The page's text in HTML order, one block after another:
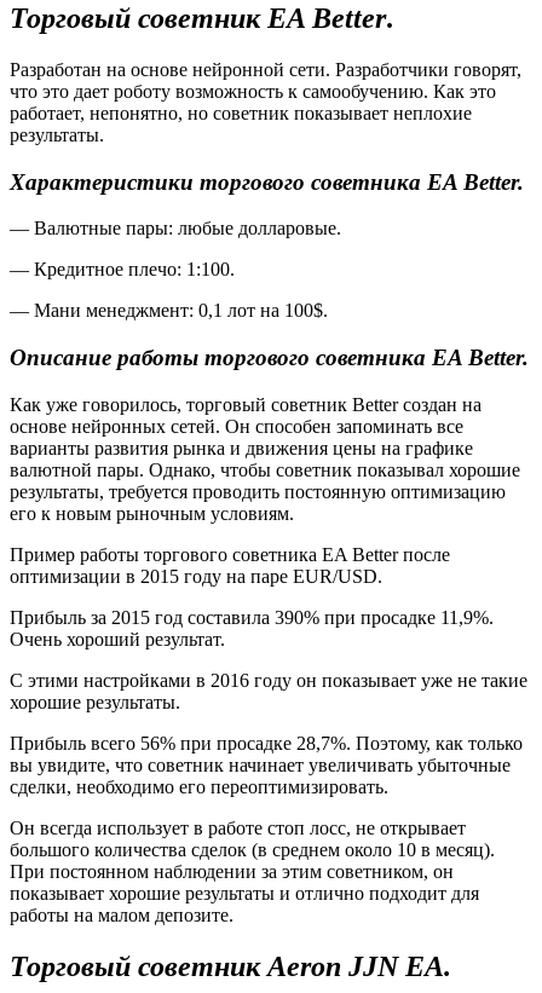
Торговый советник EA Better.
Разработан на основе нейронной сети. Разработчики говорят,
что это дает роботу возможность к самообучению. Как это
работает, непонятно, но советник показывает неплохие
результаты.
Характеристики торгового советника EA Better.
— Валютные пары: любые долларовые.
— Кредитное плечо: 1:100.
— Мани менеджмент: 0,1 лот на 100$.
Описание работы торгового советника EA Better.
Как уже говорилось, торговый советник Better создан на
основе нейронных сетей. Он способен запоминать все
варианты развития рынка и движения цены на графике
валютной пары. Однако, чтобы советник показывал хорошие
результаты, требуется проводить постоянную оптимизацию
его к новым рыночным условиям.
Пример работы торгового советника EA Better после
оптимизации в 2015 году на паре EUR/USD.
Прибыль за 2015 год составила 390% при просадке 11,9%.
Очень хороший результат.
С этими настройками в 2016 году он показывает уже не такие
хорошие результаты.
Прибыль всего 56% при просадке 28,7%. Поэтому, как только
вы увидите, что советник начинает увеличивать убыточные
сделки, необходимо его переоптимизировать.
Он всегда использует в работе стоп лосс, не открывает
большого количества сделок (в среднем около 10 в месяц).
При постоянном наблюдении за этим советником, он
показывает хорошие результаты и отлично подходит для
работы на малом депозите.
Торговый советник Aeron JJN EA.